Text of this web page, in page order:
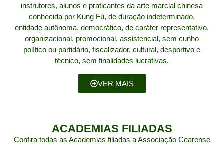
instrutores, alunos e praticantes da arte marcial chinesa
conhecida por Kung Fú, de duração indeterminado,
entidade autônoma, democrático, de caráter representativo,
organizacional, promocional, assistencial, sem cunho
político ou partidário, fiscalizador, cultural, desportivo e
técnico, sem finalidades lucrativas.
VER MAIS
ACADEMIAS FILIADAS
Confira todas as Academias filiadas a Associação Cearense